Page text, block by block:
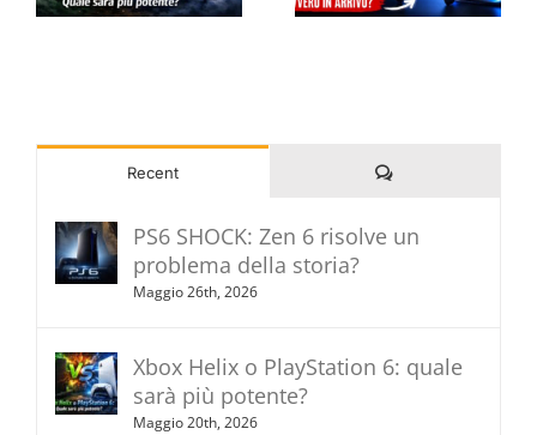
Recent Commenti
PS6 SHOCK: Zen 6 risolve un
problema della storia?
Maggio 26th, 2026
Xbox Helix o PlayStation 6: quale
sarà più potente?
Maggio 20th, 2026